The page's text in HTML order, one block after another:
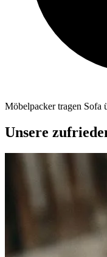
Möbelpacker tragen Sofa
Unsere